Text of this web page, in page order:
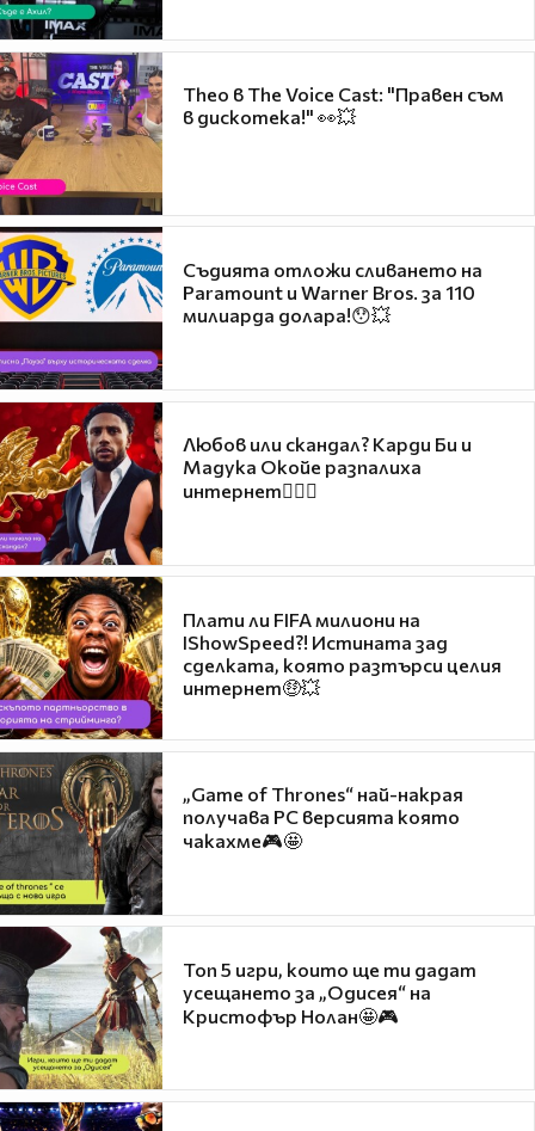
Theo в The Voice Cast: "Правен съм
в дискотека!" 👀💥
Съдията отложи сливането на
Paramount и Warner Bros. за 110
милиарда долара!😯💥
Любов или скандал? Карди Би и
Мадука Окойе разпалиха
интернет❤️‍🔥🔥
Плати ли FIFA милиони на
IShowSpeed?! Истината зад
сделката, която разтърси целия
интернет🤑💥
„Game of Thrones“ най-накрая
получава PC версията която
чакахме🎮🤩
Топ 5 игри, които ще ти дадат
усещането за „Одисея“ на
Кристофър Нолан🤩🎮